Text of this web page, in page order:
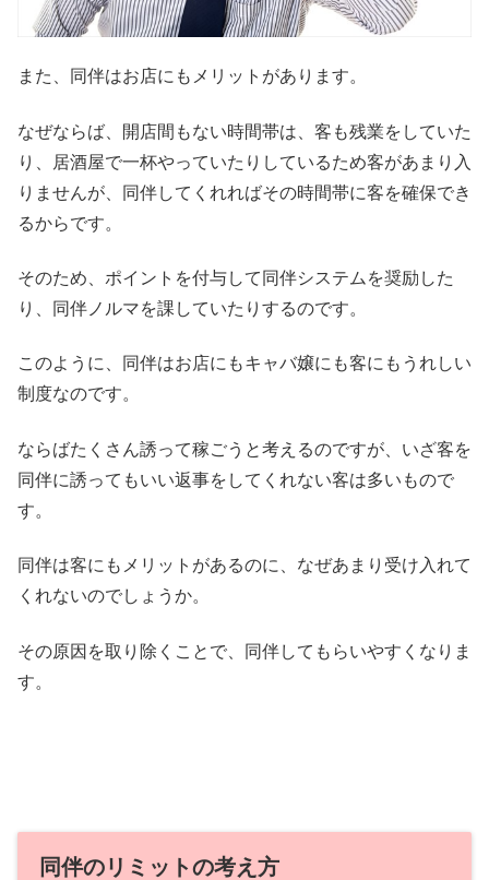
また、同伴はお店にもメリットがあります。
なぜならば、開店間もない時間帯は、客も残業をしていた
り、居酒屋で一杯やっていたりしているため客があまり入
りませんが、同伴してくれればその時間帯に客を確保でき
るからです。
そのため、ポイントを付与して同伴システムを奨励した
り、同伴ノルマを課していたりするのです。
このように、同伴はお店にもキャバ嬢にも客にもうれしい
制度なのです。
ならばたくさん誘って稼ごうと考えるのですが、いざ客を
同伴に誘ってもいい返事をしてくれない客は多いもので
す。
同伴は客にもメリットがあるのに、なぜあまり受け入れて
くれないのでしょうか。
その原因を取り除くことで、同伴してもらいやすくなりま
す。
同伴のリミットの考え方